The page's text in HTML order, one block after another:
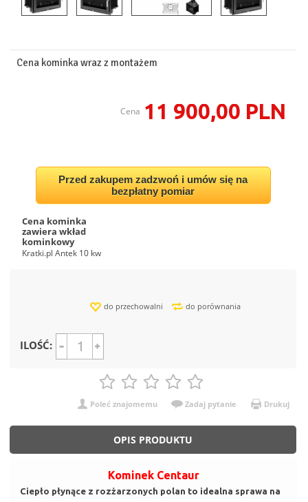
Cena kominka wraz z montażem
Cena 11 900,00 PLN
Przed zakupem zadzwoń i umów się na
bezpłatny pomiar
Cena kominka
zawiera wkład
kominkowy
Kratki.pl Antek 10 kw
do przechowalni do porównania
ILOŚĆ:
Poleć znajomemu Zadaj pytanie Drukuj
OPIS PRODUKTU
Kominek Centaur
Ciepło płynące z rozżarzonych polan to idealna sprawa na